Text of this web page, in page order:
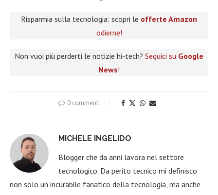
Risparmia sulla tecnologia: scopri le offerte Amazon
odierne!
Non vuoi più perderti le notizie hi-tech? Seguici su Google
News!
0 commenti
MICHELE INGELIDO
Blogger che da anni lavora nel settore
tecnologico. Da perito tecnico mi definisco
non solo un incurabile fanatico della tecnologia, ma anche